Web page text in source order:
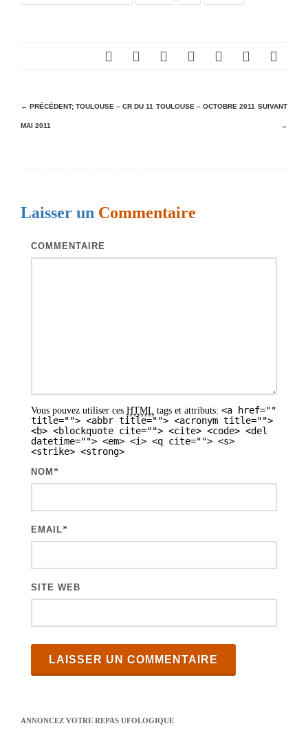
N
a
a
← PRÉCÉDENT; TOULOUSE – CR DU 11
MAI 2011
TOULOUSE – OCTOBRE 2011 SUIVANT
→
Laisser un Commentaire
COMMENTAIRE
Vous pouvez utiliser ces HTML tags et attributs: <a href=""
title=""> <abbr title=""> <acronym title="">
<b> <blockquote cite=""> <cite> <code> <del
datetime=""> <em> <i> <q cite=""> <s>
<strike> <strong>
NOM *
EMAIL*
SITE WEB
ANNONCEZ VOTRE REPAS UFOLOGIQUE